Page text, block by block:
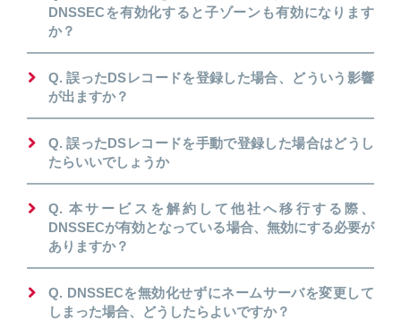
DNSSECを有効化すると子ゾーンも有効になります
か？
Q. 誤ったDSレコードを登録した場合、どういう影響
が出ますか？
Q. 誤ったDSレコードを手動で登録した場合はどうし
たらいいでしょうか
Q. 本サービスを解約して他社へ移行する際、
DNSSECが有効となっている場合、無効にする必要が
ありますか？
Q. DNSSECを無効化せずにネームサーバを変更して
しまった場合、どうしたらよいですか？